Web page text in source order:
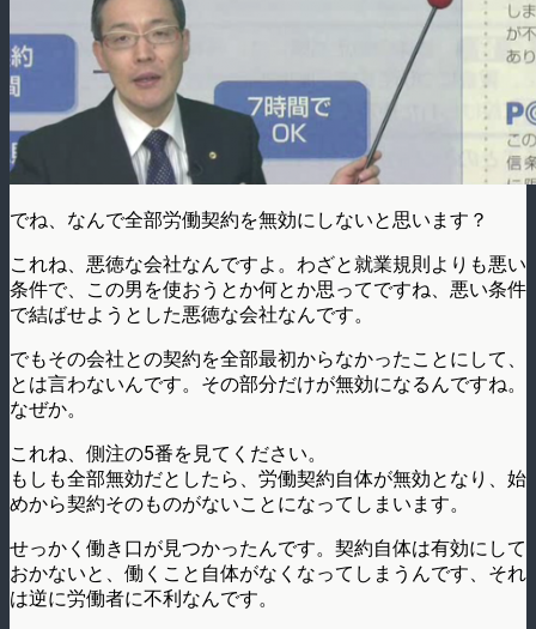
でね、なんで全部労働契約を無効にしないと思います？
これね、悪徳な会社なんですよ。わざと就業規則よりも悪い
条件で、この男を使おうとか何とか思ってですね、悪い条件
で結ばせようとした悪徳な会社なんです。
でもその会社との契約を全部最初からなかったことにして、
とは言わないんです。その部分だけが無効になるんですね。
なぜか。
これね、側注の5番を見てください。
もしも全部無効だとしたら、労働契約自体が無効となり、始
めから契約そのものがないことになってしまいます。
せっかく働き口が見つかったんです。契約自体は有効にして
おかないと、働くこと自体がなくなってしまうんです、それ
は逆に労働者に不利なんです。